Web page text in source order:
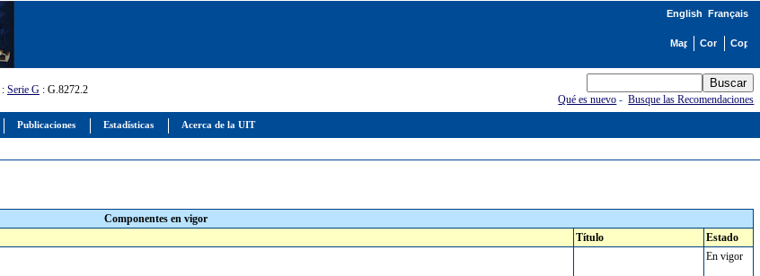
Publicaciones Estadísticas Acerca de la UIT
English Français
: Serie G : G.8272.2
Qué es nuevo -Busque las Recomendaciones
Componentes en vigor
Título
Estado
En vigor